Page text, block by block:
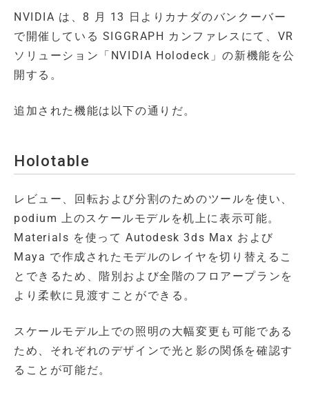
NVIDIA は、8 月 13 日よりカナダのバンクーバー
で開催している SIGGRAPH カンファレスにて、VR
ソリューション「NVIDIA Holodeck」の新機能を公
開する。
追加された機能は以下の通りだ。
Holotable
レビュー、回転および分割のためのツールを使い、
podium 上のスケールモデルを机上に表示可能。
Materials を使って Autodesk 3ds Max および
Maya で作成されたモデルのレイヤを切り替えるこ
とできるため、階別および全階のフロアープランを
より柔軟に見渡すことができる。
スケールモデル上での照明の大幅変更も可能である
ため、それぞれのデザインで光と影の関係を確認す
ることが可能だ。